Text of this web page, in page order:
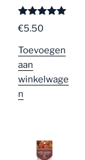
Gewaardeer
d5.00
€5.50
Toevoegen
aan
winkelwage
n